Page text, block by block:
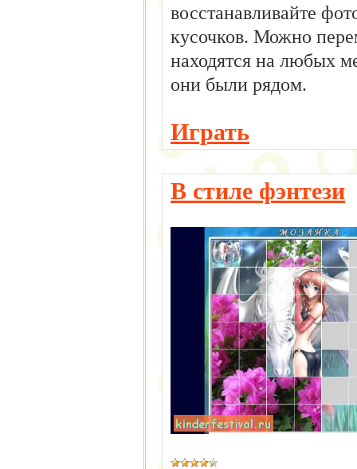
восстанавливайте
кусочков. Можно
находятся на любых
они были рядом.
Играть
В стиле фэнтези